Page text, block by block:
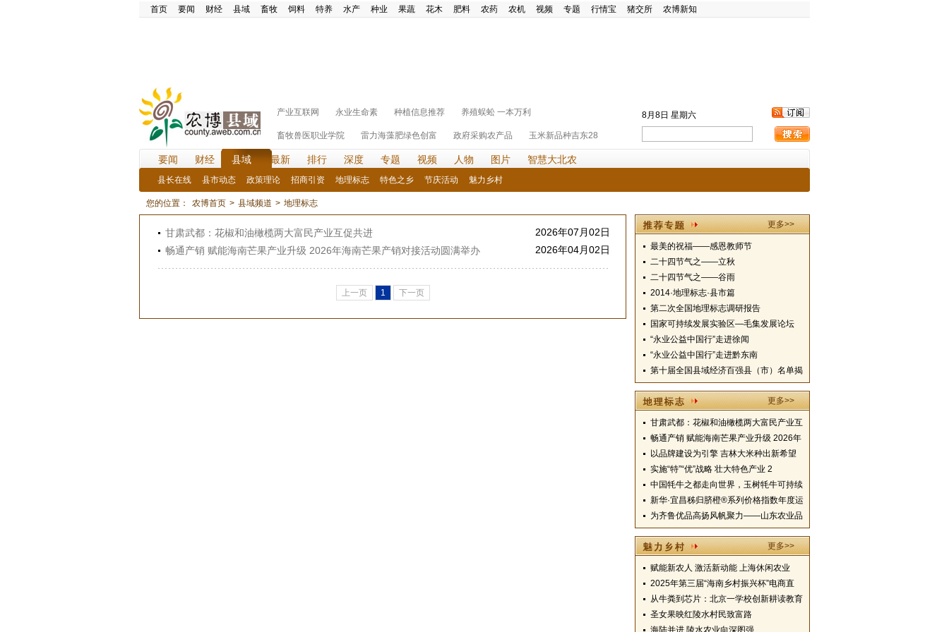
首页 要闻 财经 县域 畜牧 饲料 特养 水产 种业 果蔬 花木 肥料 农药 农机 视频 专题 行情宝 猪交所 农博新知
产业互联网 永业生命素 种植信息推荐 养殖蜈蚣 一本万利
畜牧兽医职业学院 雷力海藻肥绿色创富 政府采购农产品 玉米新品种吉东28
8月8日 星期六
要闻 财经 县域 最新 排行 深度 专题 视频 人物 图片 智慧大北农
县长在线 县市动态 政策理论 招商引资 地理标志 特色之乡 节庆活动 魅力乡村
您的位置： 农博首页 > 县域频道 > 地理标志
甘肃武都：花椒和油橄榄两大富民产业互促共进
2026年07月02日
畅通产销 赋能海南芒果产业升级 2026年海南芒果产销对接活动圆满举办
2026年04月02日
上一页 1 下一页
更多>>
最美的祝福——感恩教师节
二十四节气之——立秋
二十四节气之——谷雨
2014·地理标志·县市篇
第二次全国地理标志调研报告
国家可持续发展实验区—毛集发展论坛
“永业公益中国行”走进徐闻
“永业公益中国行”走进黔东南
第十届全国县域经济百强县（市）名单揭
更多>>
甘肃武都：花椒和油橄榄两大富民产业互
畅通产销 赋能海南芒果产业升级 2026年
以品牌建设为引擎 吉林大米种出新希望
实施“特”“优”战略 壮大特色产业 2
中国牦牛之都走向世界，玉树牦牛可持续
新华·宜昌秭归脐橙®系列价格指数年度运
为齐鲁优品高扬风帆聚力——山东农业品
更多>>
赋能新农人 激活新动能 上海休闲农业
2025年第三届“海南乡村振兴杯”电商直
从牛粪到芯片：北京一学校创新耕读教育
圣女果映红陵水村民致富路
海陆并进 陵水农业向深图强